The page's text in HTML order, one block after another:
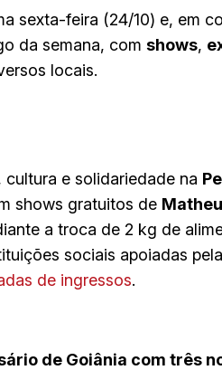
sexta-feira (24/10) e, em
da semana, com shows,
locais.
cultura e solidariedade na
shows gratuitos de
a troca de 2 kg de
sociais apoiadas
de ingressos.
de Goiânia com três